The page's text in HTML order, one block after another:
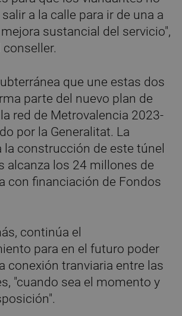
a la calle para ir de una a
mejora sustancial del servicio",
conseller.
que une estas dos
parte del nuevo plan de
red de Metrovalencia 2023-
por la Generalitat. La
la construcción de este túnel
alcanza los 24 millones de
con financiación de Fondos
continúa el
para en el futuro poder
conexión tranviaria entre las
"cuando sea el momento y